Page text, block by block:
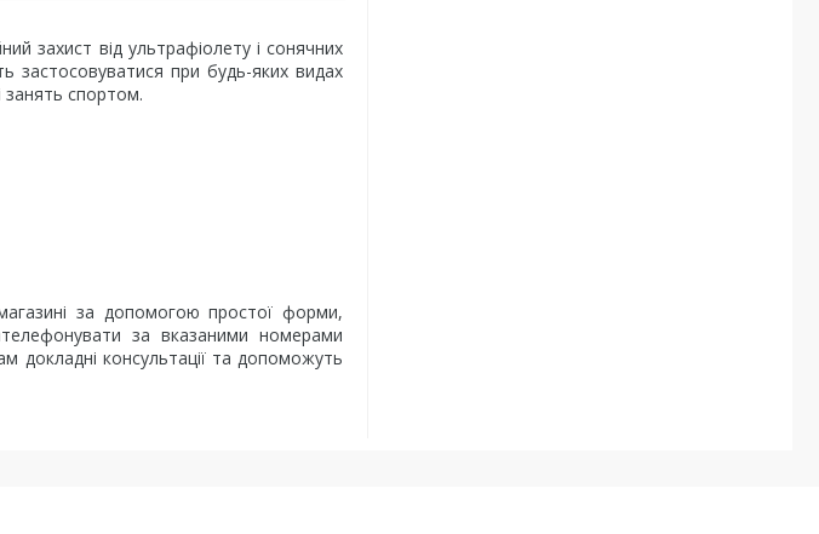
захист від ультрафіолету і сонячних
застосовуватися при будь-яких видах
занять спортом.
за допомогою простої форми,
за вказаними номерами
докладні консультації та допоможуть